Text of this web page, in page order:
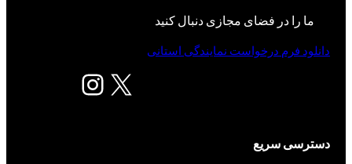
ما را در فضای مجازی دنبال کنید
X اینستاگرم
دانلود فرم درخواست نمایندگی استانی
دسترسی سریع